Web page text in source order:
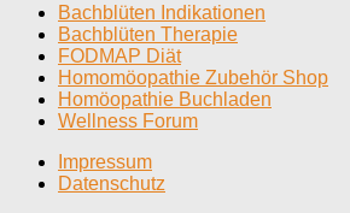
Bachblüten Indikationen
Bachblüten Therapie
FODMAP Diät
Homomöopathie Zubehör Shop
Homöopathie Buchladen
Wellness Forum
Impressum
Datenschutz